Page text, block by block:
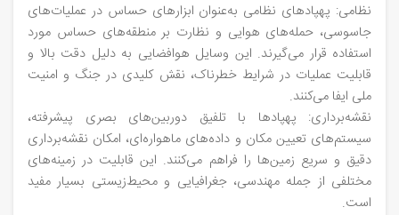
نظامی: پهپادهای نظامی به‌عنوان ابزارهای حساس در عملیات‌های
جاسوسی، حمله‌های هوایی و نظارت بر منطقه‌های حساس مورد
استفاده قرار می‌گیرند. این وسایل هوافضایی به دلیل دقت بالا و
قابلیت عملیات در شرایط خطرناک، نقش کلیدی در جنگ و امنیت
ملی ایفا می‌کنند.
نقشه‌برداری: پهپادها با تلفیق دوربین‌های بصری پیشرفته،
سیستم‌های تعیین مکان و داده‌های ماهواره‌ای، امکان نقشه‌برداری
دقیق و سریع زمین‌ها را فراهم می‌کنند. این قابلیت در زمینه‌های
مختلفی از جمله مهندسی، جغرافیایی و محیط‌زیستی بسیار مفید
است.